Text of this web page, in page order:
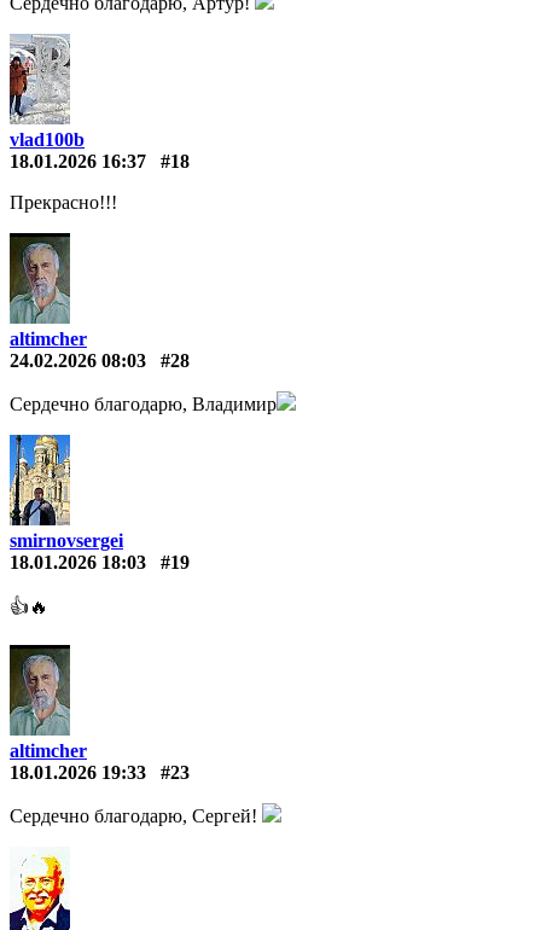
vlad100b
18.01.2026 16:37
#18
Прекрасно!!!
altimcher
24.02.2026 08:03
#28
Сердечно благодарю, Владимир
smirnovsergei
18.01.2026 18:03
#19
👍🔥
altimcher
18.01.2026 19:33
#23
Сердечно благодарю, Сергей!